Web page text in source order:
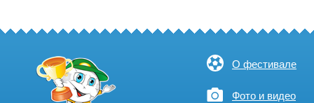
О фестивале
Фото и видео